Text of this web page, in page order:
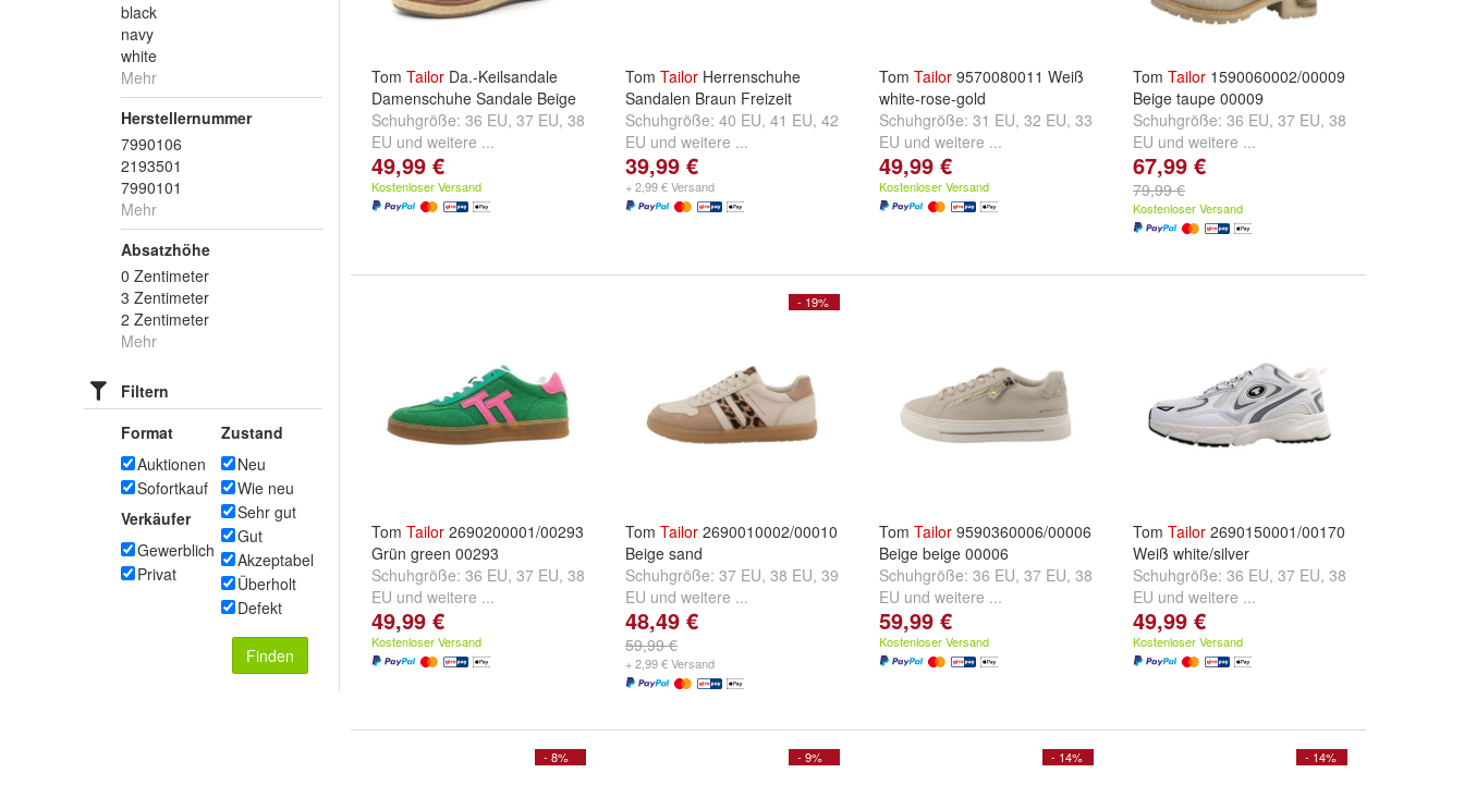
black
navy
white
Mehr
Herstellernummer
7990106
2193501
7990101
Mehr
Absatzhöhe
0 Zentimeter
3 Zentimeter
2 Zentimeter
Mehr
Filtern
Format
Auktionen
Sofortkauf
Verkäufer
Gewerblich
Privat
Zustand
Neu
Wie neu
Sehr gut
Gut
Akzeptabel
Überholt
Defekt
Finden
Tom Tailor Da.-Keilsandale
Damenschuhe Sandale Beige
Schuhgröße: 36 EU, 37 EU, 38
EU und weitere ...
49,99 €
Kostenloser Versand
Tom Tailor Herrenschuhe
Sandalen Braun Freizeit
Schuhgröße: 40 EU, 41 EU, 42
EU und weitere ...
39,99 €
+ 2,99 € Versand
Tom Tailor 9570080011 Weiß
white-rose-gold
Schuhgröße: 31 EU, 32 EU, 33
EU und weitere ...
49,99 €
Kostenloser Versand
Tom Tailor 1590060002/00009
Beige taupe 00009
Schuhgröße: 36 EU, 37 EU, 38
EU und weitere ...
67,99 €
79,99 €
Kostenloser Versand
Tom Tailor 2690200001/00293
Grün green 00293
Schuhgröße: 36 EU, 37 EU, 38
EU und weitere ...
49,99 €
Kostenloser Versand
- 19%
Tom Tailor 2690010002/00010
Beige sand
Schuhgröße: 37 EU, 38 EU, 39
EU und weitere ...
48,49 €
59,99 €
+ 2,99 € Versand
Tom Tailor 9590360006/00006
Beige beige 00006
Schuhgröße: 36 EU, 37 EU, 38
EU und weitere ...
59,99 €
Kostenloser Versand
Tom Tailor 2690150001/00170
Weiß white/silver
Schuhgröße: 36 EU, 37 EU, 38
EU und weitere ...
49,99 €
Kostenloser Versand
- 8% - 9% - 14% - 14%